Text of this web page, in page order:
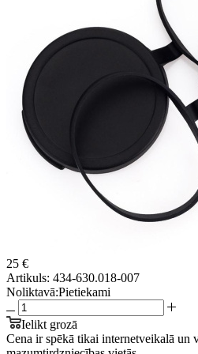
25 €
Artikuls: 434-630.018-007
Noliktavā:Pietiekami
Ielikt grozā
Cena ir spēkā tikai internetveikalā un